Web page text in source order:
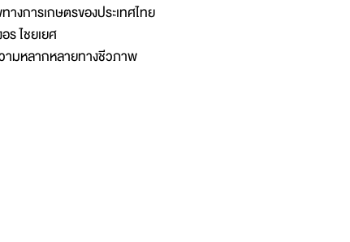
งการเกษตรของประเทศไทย
ไชยเยศ
ามหลากหลายทางชีวภาพ